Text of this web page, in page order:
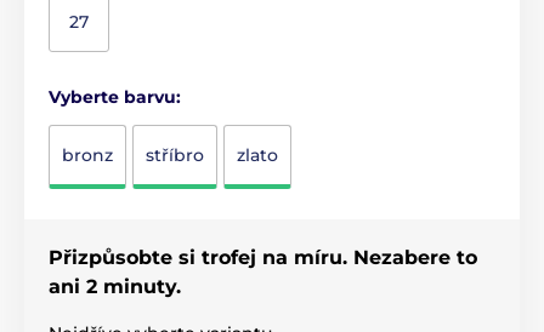
27
Vyberte barvu:
bronz stříbro zlato
Přizpůsobte si trofej na míru. Nezabere to
ani 2 minuty.